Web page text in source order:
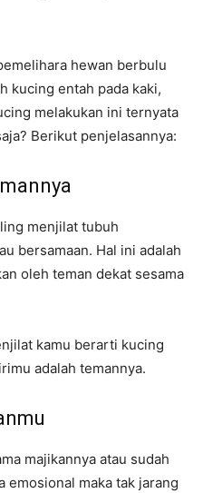
hewan berbulu
kucing entah pada kaki,
melakukan ini ternyata
Berikut penjelasannya:
menjilat tubuh
bersamaan. Hal ini adalah
oleh teman dekat sesama
kamu berarti kucing
adalah temannya.
majikannya atau sudah
emosional maka tak jarang